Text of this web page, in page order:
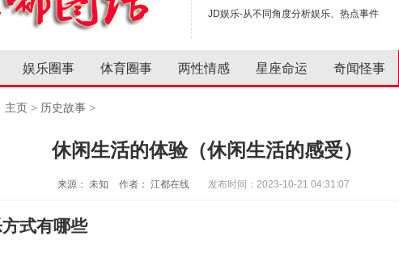
JD娱乐-从不同角度分析娱乐、热点事件
娱乐圈事 体育圈事 两性情感 星座命运 奇闻怪事
主页 > 历史故事 >
休闲生活的体验（休闲生活的感受）
来源： 未知 作者： 江都在线 发布时间：2023-10-21 04:31:07
式有哪些